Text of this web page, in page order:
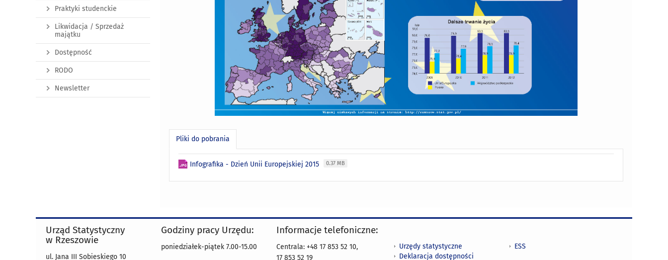
Pliki do pobrania
Infografika - Dzień Unii Europejskiej 2015 0.37 MB
Praktyki studenckie
Likwidacja / Sprzedaż
majątku
Dostępność
RODO
Newsletter
Urząd Statystyczny
w Rzeszowie
ul. Jana III Sobieskiego 10
Godziny pracy Urzędu:
poniedziałek-piątek 7.00-15.00
Informacje telefoniczne:
Centrala: +48 17 853 52 10,
17 853 52 19
Urzędy statystyczne
Deklaracja dostępności
ESS